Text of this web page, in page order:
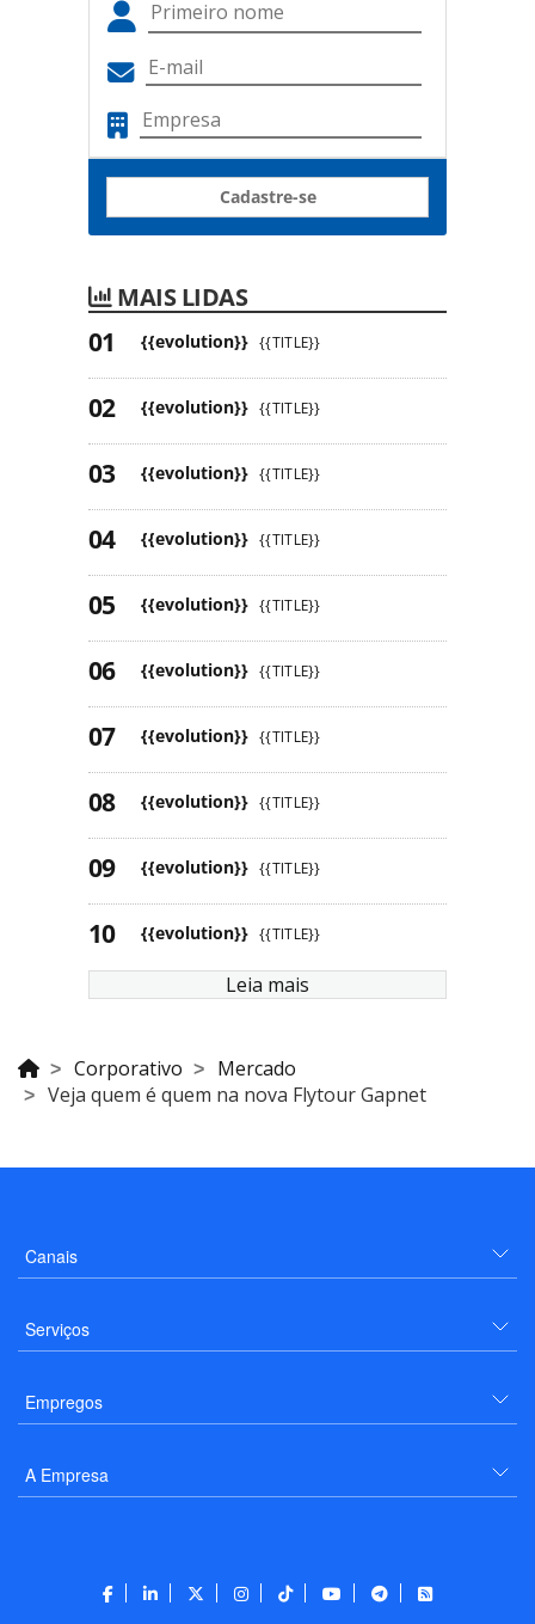
Cadastre-se
MAIS LIDAS
{{evolution}} {{TITLE}}
{{evolution}} {{TITLE}}
{{evolution}} {{TITLE}}
{{evolution}} {{TITLE}}
{{evolution}} {{TITLE}}
{{evolution}} {{TITLE}}
{{evolution}} {{TITLE}}
{{evolution}} {{TITLE}}
{{evolution}} {{TITLE}}
{{evolution}} {{TITLE}}
Leia mais
Corporativo
Mercado
Veja quem é quem na nova Flytour Gapnet
Canais
Serviços
Empregos
A Empresa